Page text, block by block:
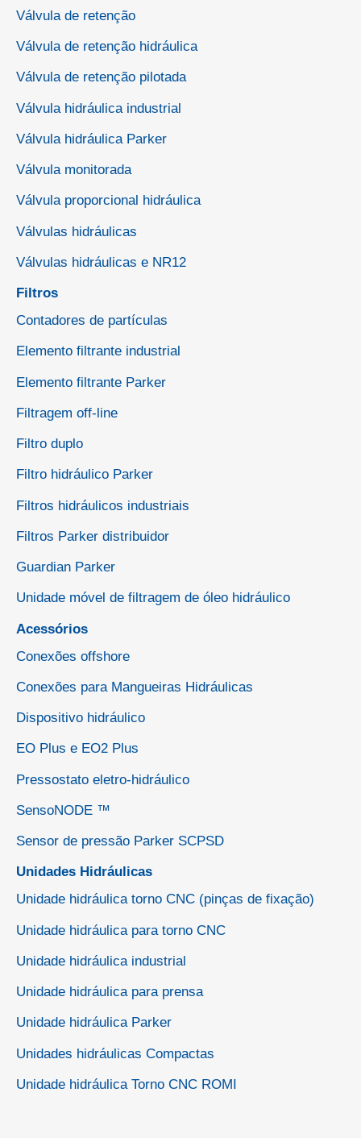
Válvula de retenção
Válvula de retenção hidráulica
Válvula de retenção pilotada
Válvula hidráulica industrial
Válvula hidráulica Parker
Válvula monitorada
Válvula proporcional hidráulica
Válvulas hidráulicas
Válvulas hidráulicas e NR12
Filtros
Contadores de partículas
Elemento filtrante industrial
Elemento filtrante Parker
Filtragem off-line
Filtro duplo
Filtro hidráulico Parker
Filtros hidráulicos industriais
Filtros Parker distribuidor
Guardian Parker
Unidade móvel de filtragem de óleo hidráulico
Acessórios
Conexões offshore
Conexões para Mangueiras Hidráulicas
Dispositivo hidráulico
EO Plus e EO2 Plus
Pressostato eletro-hidráulico
SensoNODE ™
Sensor de pressão Parker SCPSD
Unidades Hidráulicas
Unidade hidráulica torno CNC (pinças de fixação)
Unidade hidráulica para torno CNC
Unidade hidráulica industrial
Unidade hidráulica para prensa
Unidade hidráulica Parker
Unidades hidráulicas Compactas
Unidade hidráulica Torno CNC ROMI